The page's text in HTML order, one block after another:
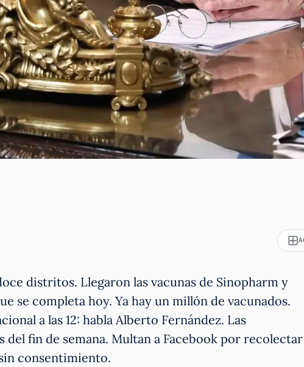
distritos. Llegaron las vacunas de Sinopharm y
se completa hoy. Ya hay un millón de vacunados.
a las 12: habla Alberto Fernández. Las
del fin de semana. Multan a Facebook por recolectar
consentimiento.